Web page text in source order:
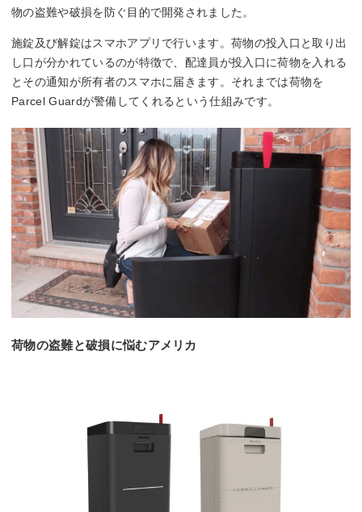
物の盗難や破損を防ぐ目的で開発されました。
施錠及び解錠はスマホアプリで行います。荷物の投入口と取り出
し口が分かれているのが特徴で、配達員が投入口に荷物を入れる
とその通知が所有者のスマホに届きます。それまでは荷物を
Parcel Guardが警備してくれるという仕組みです。
荷物の盗難と破損に悩むアメリカ